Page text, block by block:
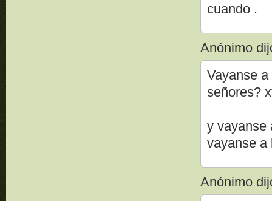
cuando .
Anónimo
Vayanse
señores?
y vayanse
vayanse a
Anónimo